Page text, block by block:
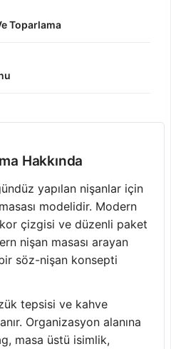
Toparlama
Hakkında
yapılan nişanlar için
modelidir. Modern
çizgisi ve düzenli paket
nişan masası arayan
söz-nişan konsepti
tepsisi ve kahve
Organizasyon alanına
masa üstü isimlik,